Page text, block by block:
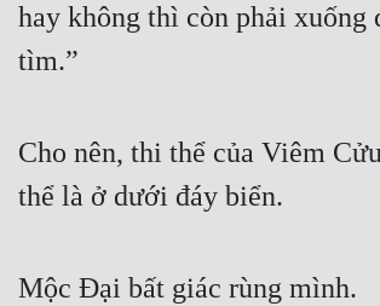
hay không thì còn phải xuống
tìm.”
Cho nên, thi thể của Viêm
thể là ở dưới đáy biển.
Mộc Đại bất giác rùng mình.